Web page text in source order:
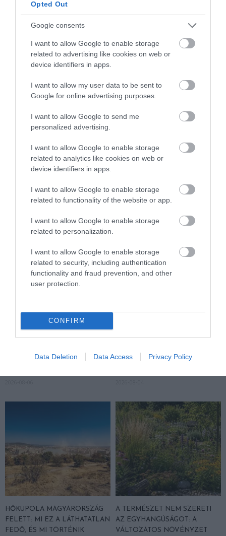
Opted Out
Google consents
I want to allow Google to enable storage
related to advertising like cookies on web or
device identifiers in apps.
I want to allow my user data to be sent to
Google for online advertising purposes.
I want to allow Google to send me
personalized advertising.
I want to allow Google to enable storage
related to analytics like cookies on web or
device identifiers in apps.
I want to allow Google to enable storage
related to functionality of the website or app.
I want to allow Google to enable storage
related to personalization.
I want to allow Google to enable storage
related to security, including authentication
functionality and fraud prevention, and other
user protection.
CONFIRM
Data Deletion Data Access Privacy Policy
VÉR, CSONT ÉS BIRODALOM – EGY ELFELEDETT MÉSZÁRLÁS A
HOL MARAD A MÁJUSI NAPSÜTÉS? – A HIDEG TAVASZ
HASONLÓ ÉRDEKESSÉGEK
500 EDDIG ISMERETLEN
SZÍVJA KI A VIZET A
HŐKUPOLA MAGYARORSZÁG
FELETT: MI EZ A LÁTHATATLAN
FEDŐ, ÉS MI TÖRTÉNIK
A TERMÉSZET NEM SZERETI
AZ EGYHANGÚSÁGOT: A
VÁLTOZATOS NÖVÉNYZET